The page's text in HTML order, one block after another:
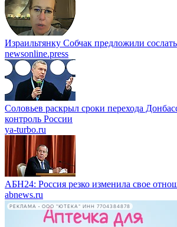
Израильтянку Собчак предложили
newsonline.press
Соловьев раскрыл сроки перехода
контроль России
ya-turbo.ru
АБН24: Россия резко изменила свое
abnews.ru
РЕКЛАМА • ООО "ЮТЕКА" ИНН 7704384878